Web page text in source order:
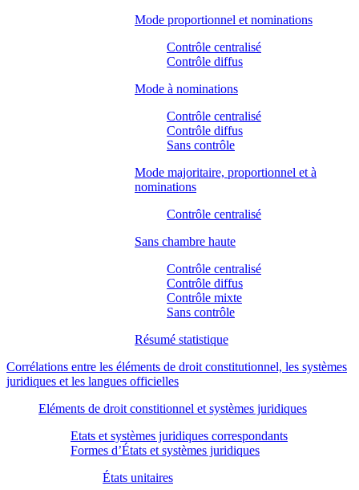
Mode proportionnel et nominations
Contrôle centralisé
Contrôle diffus
Mode à nominations
Contrôle centralisé
Contrôle diffus
Sans contrôle
Mode majoritaire, proportionnel et à
nominations
Contrôle centralisé
Sans chambre haute
Contrôle centralisé
Contrôle diffus
Contrôle mixte
Sans contrôle
Résumé statistique
Corrélations entre les éléments de droit constitutionnel, les systèmes
juridiques et les langues officielles
Eléments de droit constitionnel et systèmes juridiques
Etats et systèmes juridiques correspondants
Formes d’États et systèmes juridiques
États unitaires